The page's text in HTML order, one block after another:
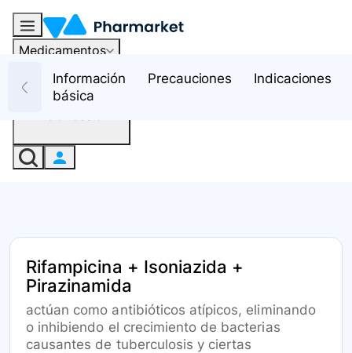
Medicamentos
RecursosInformación
básica
Precauciones Indicaciones
Rifampicina + Isoniazida +
Pirazinamida
actúan como antibióticos atípicos, eliminando
o inhibiendo el crecimiento de bacterias
causantes de tuberculosis y ciertas